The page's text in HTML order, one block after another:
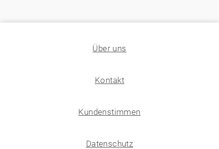
Über uns
Kontakt
Kundenstimmen
Datenschutz